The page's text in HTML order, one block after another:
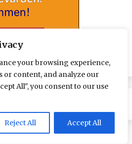
your browsing experience,
or content, and analyze our
All", you consent to our use
Reject All Accept All